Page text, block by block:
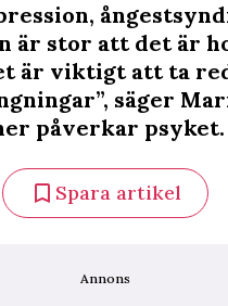
är stor att det är
är viktigt att ta
säger
påverkar psyket.
Spara artikel
Annons